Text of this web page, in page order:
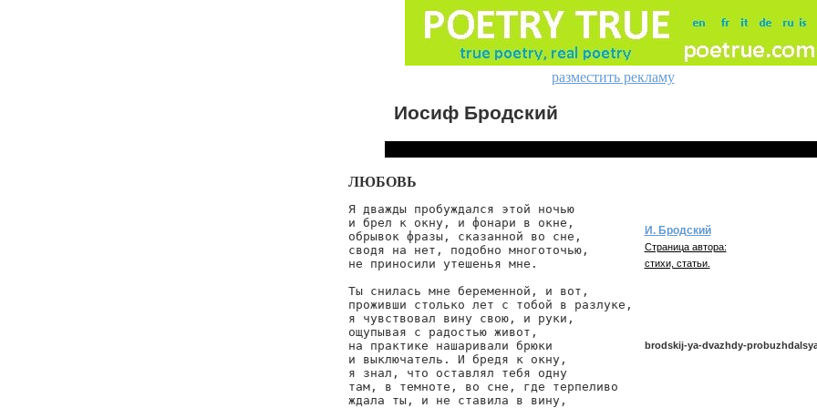
разместить рекламу
Иосиф Бродский
ЛЮБОВЬ
Я дважды пробуждался этой ночью
и брел к окну, и фонари в окне,
обрывок фразы, сказанной во сне,
сводя на нет, подобно многоточью,
не приносили утешенья мне.
Ты снилась мне беременной, и вот,
проживши столько лет с тобой в разлуке,
я чувствовал вину свою, и руки,
ощупывая с радостью живот,
на практике нашаривали брюки
и выключатель. И бредя к окну,
я знал, что оставлял тебя одну
там, в темноте, во сне, где терпеливо
ждала ты, и не ставила в вину,
И. Бродский
Страница автора:
стихи, статьи.
brodskij-ya-dvazhdy-